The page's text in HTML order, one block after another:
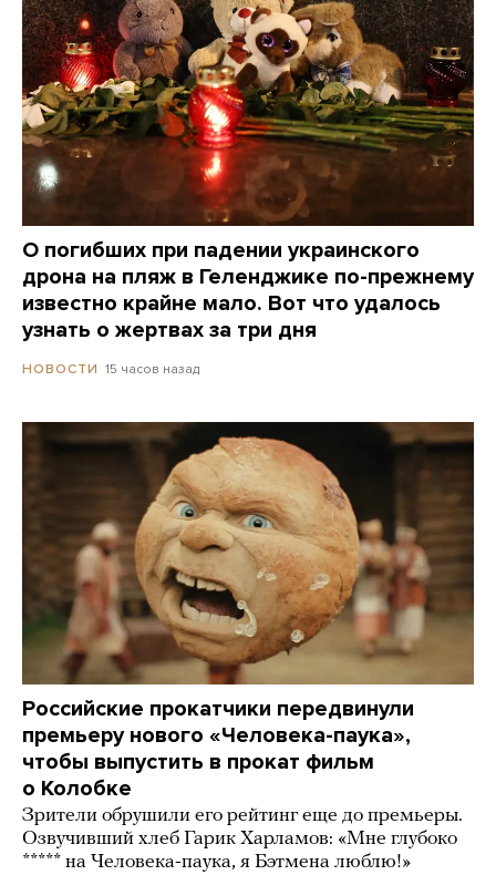
О погибших при падении украинского
дрона на пляж в Геленджике по-прежнему
известно крайне мало. Вот что удалось
узнать о жертвах за три дня
НОВОСТИ 15 часов назад
Российские прокатчики передвинули
премьеру нового «Человека-паука»,
чтобы выпустить в прокат фильм
о Колобке
Зрители обрушили его рейтинг еще до премьеры.
Озвучивший хлеб Гарик Харламов: «Мне глубоко
***** на Человека-паука, я Бэтмена люблю!»